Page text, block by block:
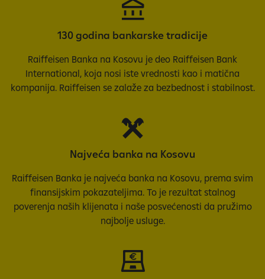
130 godina bankarske tradicije
Raiffeisen Banka na Kosovu je deo Raiffeisen Bank
International, koja nosi iste vrednosti kao i matična
kompanija. Raiffeisen se zalaže za bezbednost i stabilnost.
Najveća banka na Kosovu
Raiffeisen Banka je najveća banka na Kosovu, prema svim
finansijskim pokazateljima. To je rezultat stalnog
poverenja naših klijenata i naše posvećenosti da pružimo
najbolje usluge.